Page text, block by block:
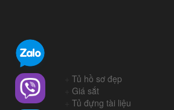
Tủ hồ sơ đẹp
Giá sắt
Tủ đựng tài liệu